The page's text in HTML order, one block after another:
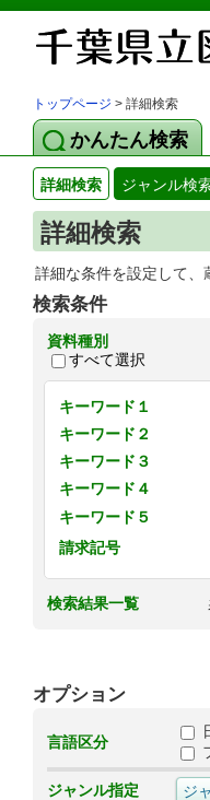
トップページ > 詳細検索
かんたん検索
詳細検索 ジャンル検
詳細検索
詳細な条件を設定して、
検索条件
資料種別
すべて選択
キーワード１
キーワード２
キーワード３
キーワード４
キーワード５
請求記号
検索結果一覧
オプション
言語区分
ジャンル指定